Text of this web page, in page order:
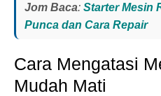
Jom Baca: Starter Mesin
Punca dan Cara Repair
Cara Mengatasi
Mudah Mati